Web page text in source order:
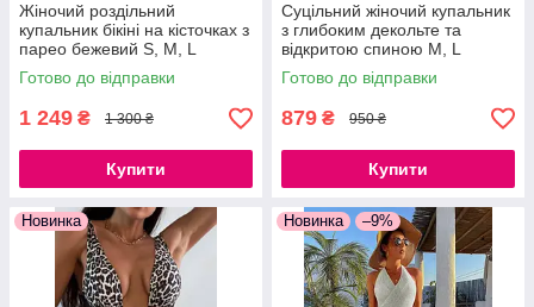
Жіночий роздільний
купальник бікіні на кісточках з
парео бежевий S, M, L
Готово до відправки
1 249 ₴ 1 300 ₴
Купити
Суцільний жіночий купальник
з глибоким декольте та
відкритою спиною M, L
Готово до відправки
879 ₴ 950 ₴
Купити
Новинка Новинка –9%